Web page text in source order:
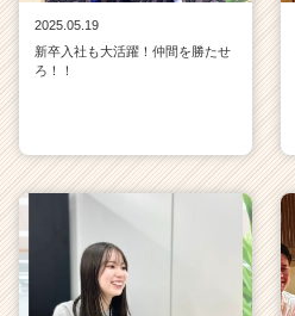
2025.05.19
新卒入社も大活躍！仲間を勝たせ
ろ！！